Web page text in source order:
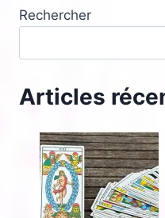
Rechercher
Articles